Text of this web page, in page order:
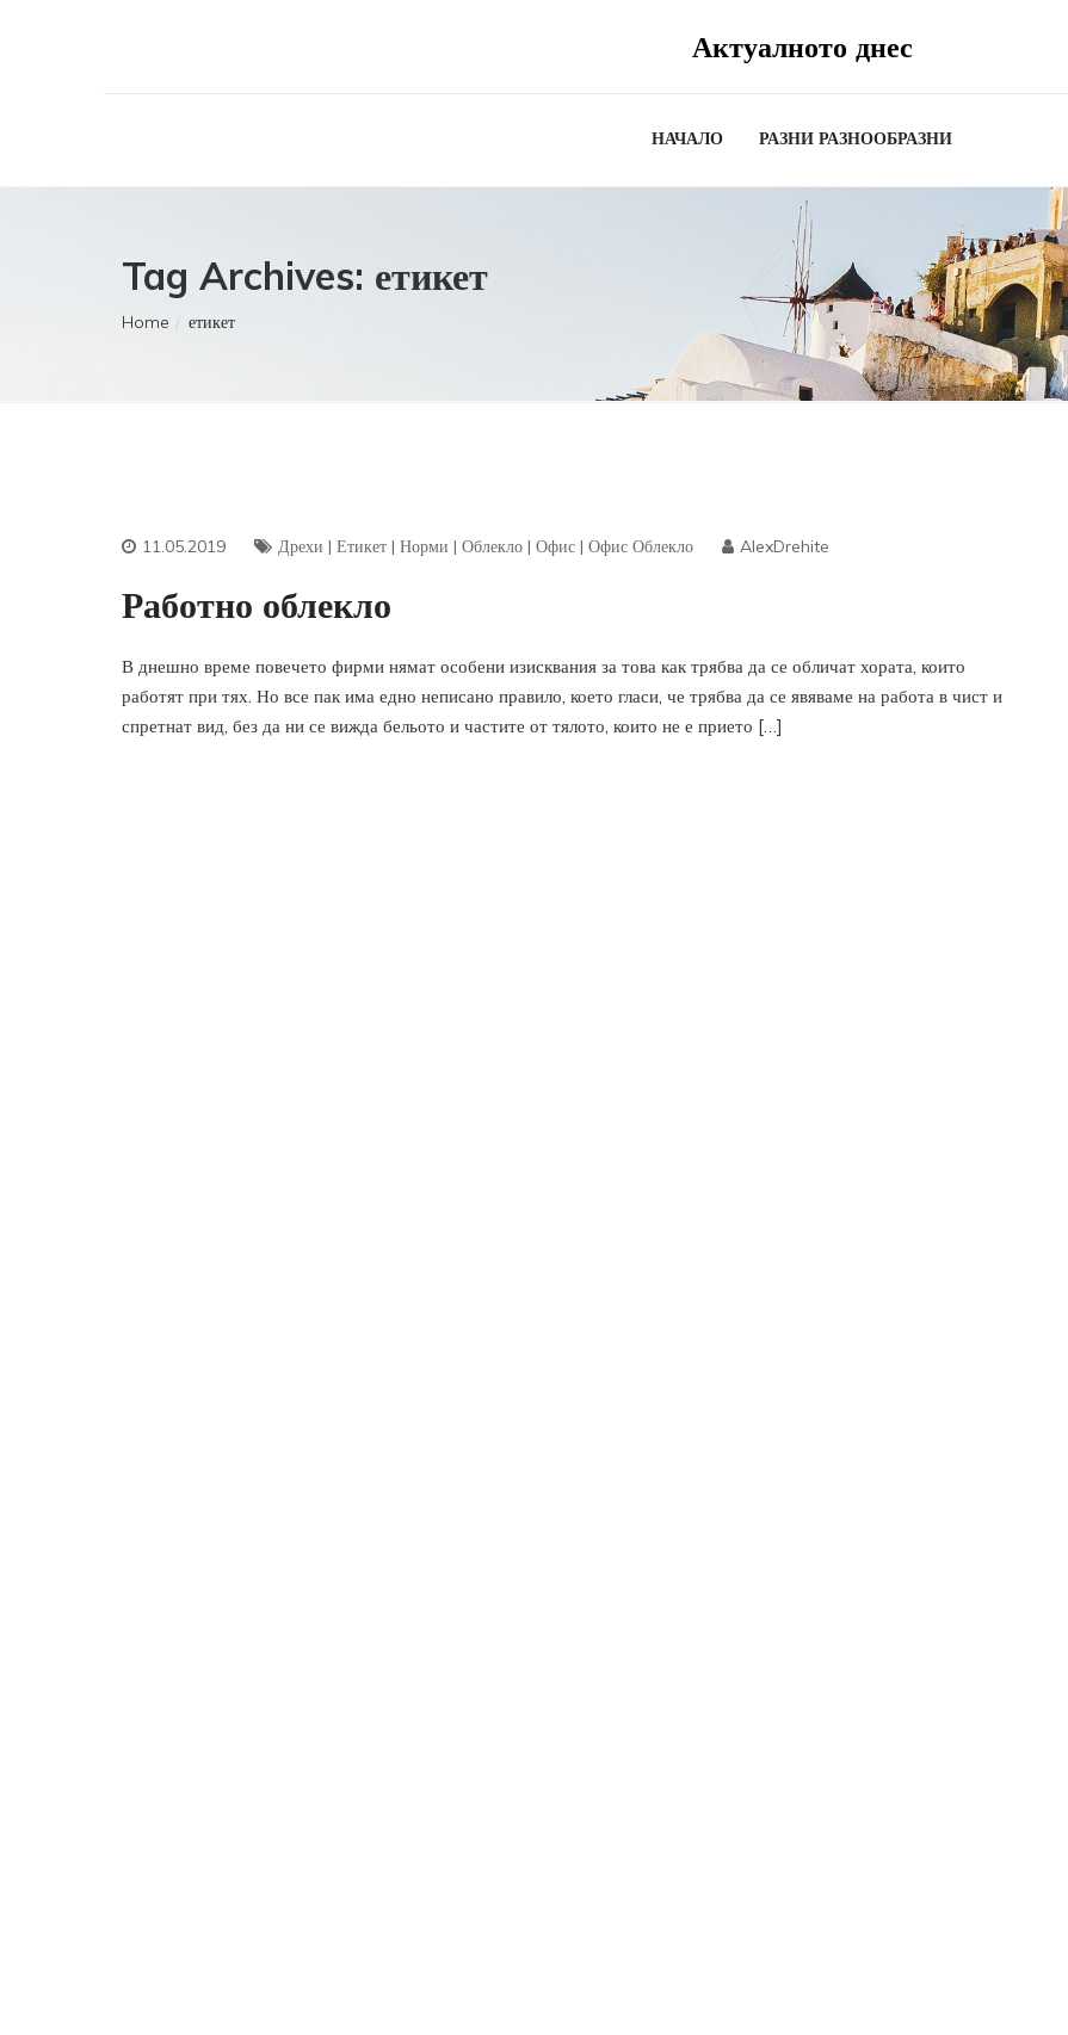
Актуалното днес
НАЧАЛО РАЗНИ РАЗНООБРАЗНИ
Tag Archives: етикет
Home етикет
11.05.2019 Дрехи | Етикет | Норми | Облекло | Офис | Офис Облекло AlexDrehite
Работно облекло
В днешно време повечето фирми нямат особени изисквания за това как трябва да се обличат хората, които
работят при тях. Но все пак има едно неписано правило, което гласи, че трябва да се явяваме на работа в чист и
спретнат вид, без да ни се вижда бельото и частите от тялото, които не е прието […]